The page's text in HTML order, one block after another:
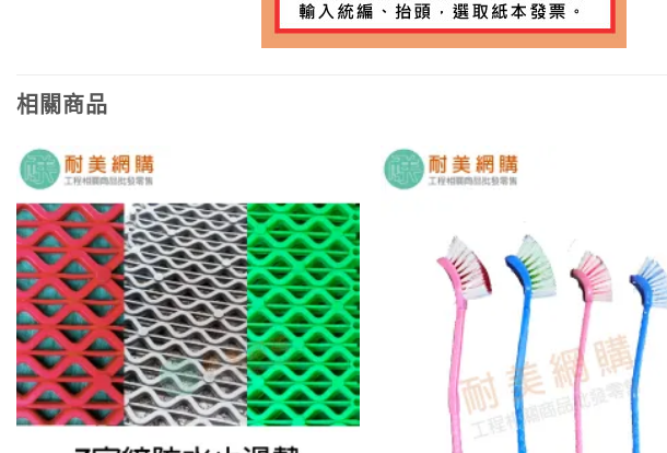
相關商品
加入
願望
清單